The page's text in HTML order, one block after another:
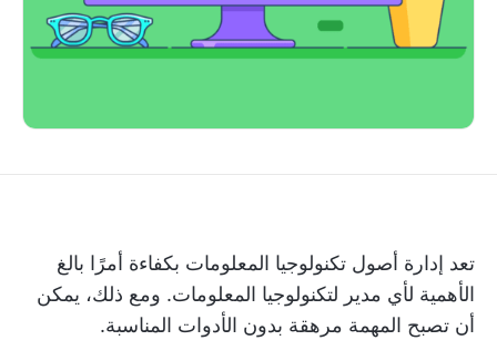
تعد إدارة أصول تكنولوجيا المعلومات بكفاءة أمرًا بالغ
الأهمية لأي مدير لتكنولوجيا المعلومات. ومع ذلك، يمكن
أن تصبح المهمة مرهقة بدون الأدوات المناسبة.